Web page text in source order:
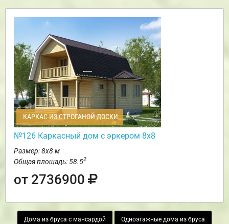
КАРКАС ИЗ СТРОГАНОЙ ДОСКИ
№126 Каркасный дом с эркером 8х8
Размер: 8х8 м
Общая площадь: 58.52
от 2736900
Дома из бруса с мансардой Одноэтажные дома из бруса